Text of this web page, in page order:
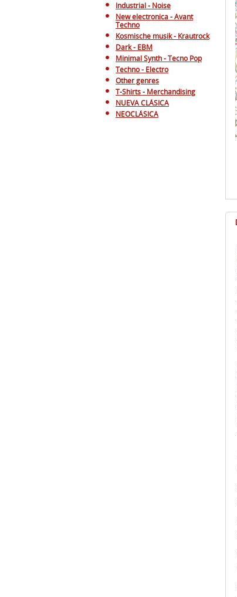
Minimal Synth - Tecno Pop
Techno - Electro
Other genres
T-Shirts - Merchandising
NUEVA CLÁSICA
NEOCLÁSICA